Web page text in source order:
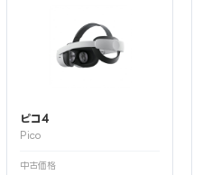
ピコ4
Pico
中古価格